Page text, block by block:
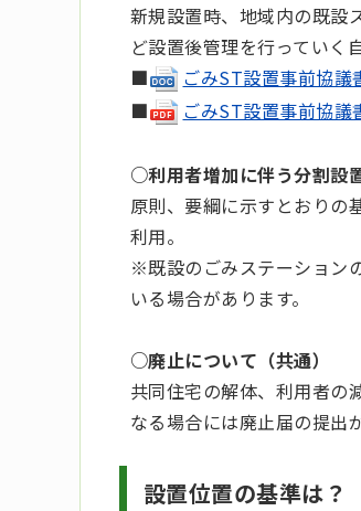
新規設置時、地域内の既設
ど設置後管理を行っていく
■
ごみST設置事前協
■
ごみST設置事前協
○利用者増加に伴う分割設
原則、要綱に示すとおりの
利用。
※既設のごみステーション
いる場合があります。
○廃止について（共通）
共同住宅の解体、利用者の
なる場合には廃止届の提出
設置位置の基準は？